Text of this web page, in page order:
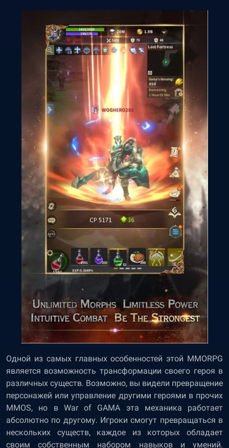
Одной из самых главных особенностей этой MMORPG
является возможность трансформации своего героя в
различных существ. Возможно, вы видели превращение
персонажей или управление другими героями в прочих
MMOS, но в War of GAMA эта механика работает
абсолютно по другому. Игроки смогут превращаться в
нескольких существ, каждое из которых обладает
своим собственным набором навыков и умений.